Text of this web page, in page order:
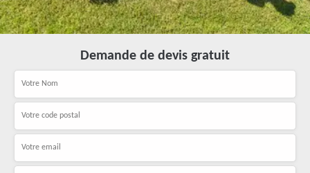
Demande de devis gratuit